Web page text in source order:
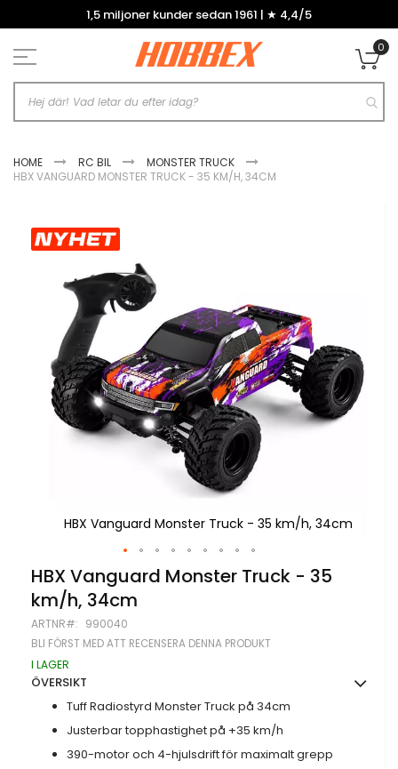
Hoppa
1,5 miljoner kunder sedan 1961 | ★ 4,4/5
0
HOME RC BIL
MONSTER TRUCK
HBX VANGUARD MONSTER TRUCK - 35 KM/H, 34CM
Hoppa
till
slutet
bildgalleriet
HBX Vanguard Monster Truck - 35 km/h, 34cm
Hoppa
till
början
av
bildgalleriet
HBX Vanguard Monster Truck - 35
km/h, 34cm
ARTNR 990040
BLI FÖRST MED ATT RECENSERA DENNA PRODUKT
I LAGER
ÖVERSIKT
Tuff Radiostyrd Monster Truck på 34cm
Justerbar topphastighet på +35 km/h
390-motor och 4-hjulsdrift för maximalt grepp